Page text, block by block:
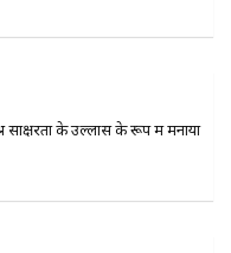
के उल्लास के रूप में मनाया